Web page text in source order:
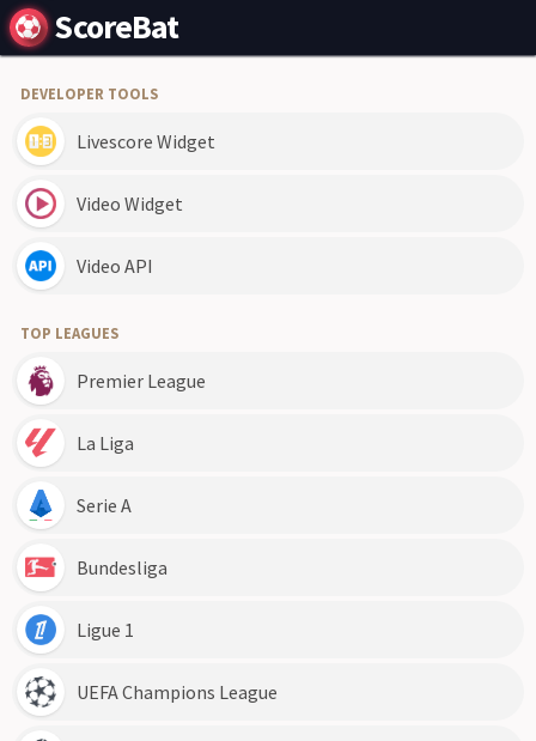
ScoreBat
DEVELOPER TOOLS
Livescore Widget
Video Widget
Video API
TOP LEAGUES
Premier League
La Liga
Serie A
Bundesliga
Ligue 1
UEFA Champions League